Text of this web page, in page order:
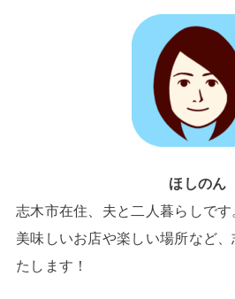
ほしのん
志木市在住、夫と二人暮らしです
美味しいお店や楽しい場所など
たします！